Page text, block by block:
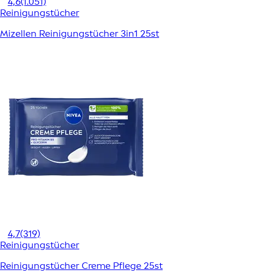
Reinigungstücher
Mizellen Reinigungstücher 3in1 25st
4,7(319)
Reinigungstücher
Reinigungstücher Creme Pflege 25st